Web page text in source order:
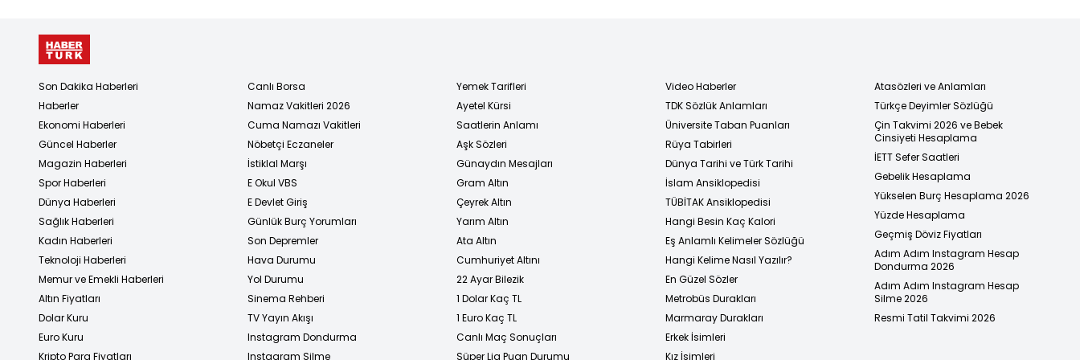
Son Dakika Haberleri
Haberler
Ekonomi Haberleri
Güncel Haberler
Magazin Haberleri
Spor Haberleri
Dünya Haberleri
Sağlık Haberleri
Kadın Haberleri
Teknoloji Haberleri
Memur ve Emekli Haberleri
Altın Fiyatları
Dolar Kuru
Euro Kuru
Kripto Para Fiyatları
Canlı Borsa
Namaz Vakitleri 2026
Cuma Namazı Vakitleri
Nöbetçi Eczaneler
İstiklal Marşı
E Okul VBS
E Devlet Giriş
Günlük Burç Yorumları
Son Depremler
Hava Durumu
Yol Durumu
Sinema Rehberi
TV Yayın Akışı
Instagram Dondurma
Instagram Silme
Yemek Tarifleri
Ayetel Kürsi
Saatlerin Anlamı
Aşk Sözleri
Günaydın Mesajları
Gram Altın
Çeyrek Altın
Yarım Altın
Ata Altın
Cumhuriyet Altını
22 Ayar Bilezik
1 Dolar Kaç TL
1 Euro Kaç TL
Canlı Maç Sonuçları
Süper Lig Puan Durumu
Video Haberler
TDK Sözlük Anlamları
Üniversite Taban Puanları
Rüya Tabirleri
Dünya Tarihi ve Türk Tarihi
İslam Ansiklopedisi
TÜBİTAK Ansiklopedisi
Hangi Besin Kaç Kalori
Eş Anlamlı Kelimeler Sözlüğü
Hangi Kelime Nasıl Yazılır?
En Güzel Sözler
Metrobüs Durakları
Marmaray Durakları
Erkek İsimleri
Kız İsimleri
Atasözleri ve Anlamları
Türkçe Deyimler Sözlüğü
Çin Takvimi 2026 ve Bebek
Cinsiyeti Hesaplama
İETT Sefer Saatleri
Gebelik Hesaplama
Yükselen Burç Hesaplama 2026
Yüzde Hesaplama
Geçmiş Döviz Fiyatları
Adım Adım Instagram Hesap
Dondurma 2026
Adım Adım Instagram Hesap
Silme 2026
Resmi Tatil Takvimi 2026